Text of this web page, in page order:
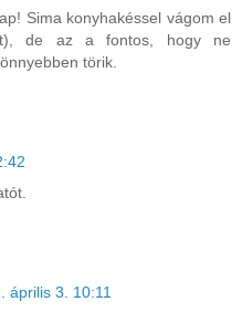
Sima konyhakéssel vágom el
de az a fontos, hogy ne
törik.
április 3. 10:11